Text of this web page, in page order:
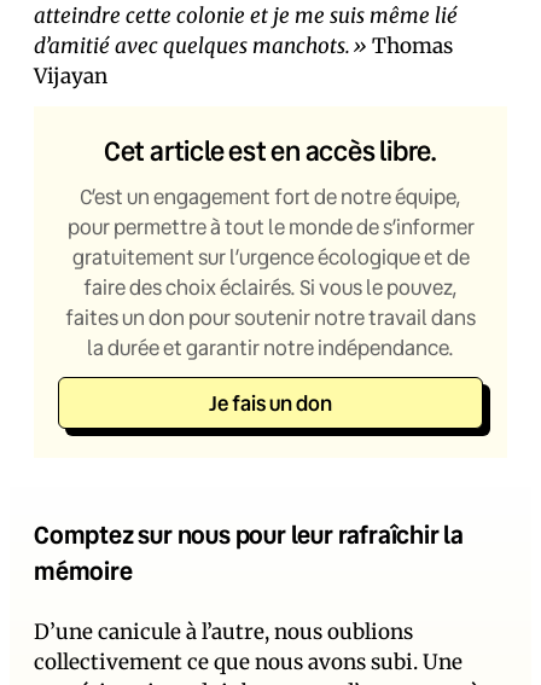
atteindre cette colonie et je me suis même lié
d’amitié avec quelques manchots.» Thomas
Vijayan
Cet article est en accès libre.
C’est un engagement fort de notre équipe,
pour permettre à tout le monde de s’informer
gratuitement sur l’urgence écologique et de
faire des choix éclairés. Si vous le pouvez,
faites un don pour soutenir notre travail dans
la durée et garantir notre indépendance.
Je fais un don
Comptez sur nous pour leur rafraîchir la
mémoire
D’une canicule à l’autre, nous oublions
collectivement ce que nous avons subi. Une